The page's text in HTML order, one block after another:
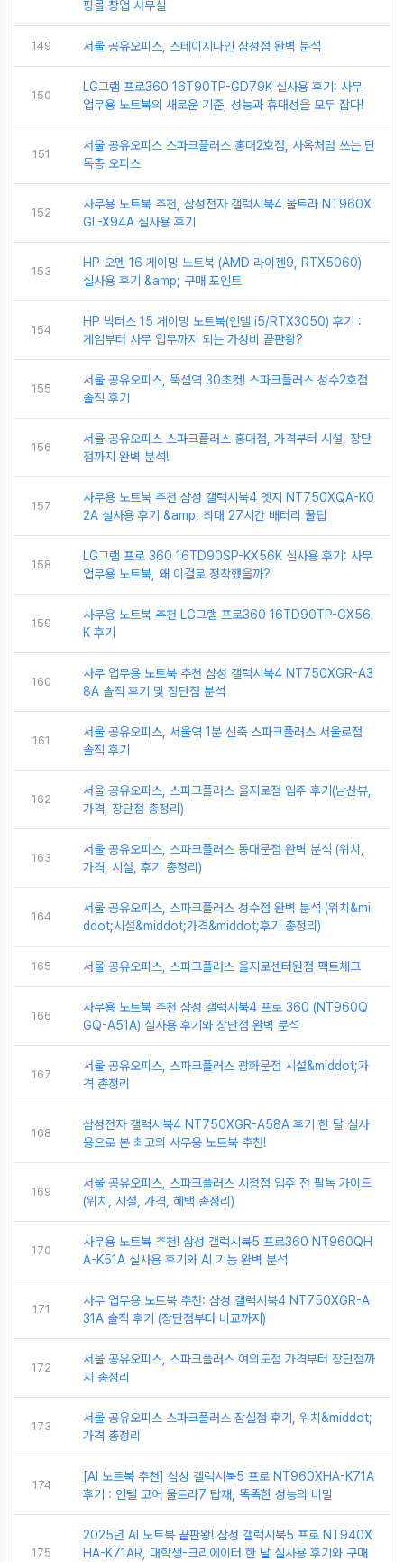
핑몰 창업 사무실
149 서울 공유오피스, 스테이지나인 삼성점 완벽 분석
150
LG그램 프로360 16T90TP-GD79K 실사용 후기: 사무
업무용 노트북의 새로운 기준, 성능과 휴대성을 모두 잡다!
151
서울 공유오피스 스파크플러스 홍대2호점, 사옥처럼 쓰는 단
독층 오피스
152
사무용 노트북 추천, 삼성전자 갤럭시북4 울트라 NT960X
GL-X94A 실사용 후기
153
HP 오멘 16 게이밍 노트북 (AMD 라이젠9, RTX5060)
실사용 후기 &amp; 구매 포인트
154
HP 빅터스 15 게이밍 노트북(인텔 i5/RTX3050) 후기 :
게임부터 사무 업무까지 되는 가성비 끝판왕?
155
서울 공유오피스, 뚝섬역 30초컷! 스파크플러스 성수2호점
솔직 후기
156
서울 공유오피스 스파크플러스 홍대점, 가격부터 시설, 장단
점까지 완벽 분석!
157
사무용 노트북 추천 삼성 갤럭시북4 엣지 NT750XQA-K0
2A 실사용 후기 &amp; 최대 27시간 배터리 꿀팁
158
LG그램 프로 360 16TD90SP-KX56K 실사용 후기: 사무
업무용 노트북, 왜 이걸로 정착했을까?
159
사무용 노트북 추천 LG그램 프로360 16TD90TP-GX56
K 후기
160
사무 업무용 노트북 추천 삼성 갤럭시북4 NT750XGR-A3
8A 솔직 후기 및 장단점 분석
161
서울 공유오피스, 서울역 1분 신축 스파크플러스 서울로점
솔직 후기
162
서울 공유오피스, 스파크플러스 을지로점 입주 후기(남산뷰,
가격, 장단점 총정리)
163
서울 공유오피스, 스파크플러스 동대문점 완벽 분석 (위치,
가격, 시설, 후기 총정리)
164
서울 공유오피스, 스파크플러스 성수점 완벽 분석 (위치&mi
ddot;시설&middot;가격&middot;후기 총정리)
165 서울 공유오피스, 스파크플러스 을지로센터원점 팩트체크
166
사무용 노트북 추천 삼성 갤럭시북4 프로 360 (NT960Q
GQ-A51A) 실사용 후기와 장단점 완벽 분석
167
서울 공유오피스, 스파크플러스 광화문점 시설&middot;가
격 총정리
168
삼성전자 갤럭시북4 NT750XGR-A58A 후기 한 달 실사
용으로 본 최고의 사무용 노트북 추천!
169
서울 공유오피스, 스파크플러스 시청점 입주 전 필독 가이드
(위치, 시설, 가격, 혜택 총정리)
170
사무용 노트북 추천! 삼성 갤럭시북5 프로360 NT960QH
A-K51A 실사용 후기와 AI 기능 완벽 분석
171
사무 업무용 노트북 추천: 삼성 갤럭시북4 NT750XGR-A
31A 솔직 후기 (장단점부터 비교까지)
172
서울 공유오피스, 스파크플러스 여의도점 가격부터 장단점까
지 총정리
173
서울 공유오피스 스파크플러스 잠실점 후기, 위치&middot;
가격 총정리
174
[AI 노트북 추천] 삼성 갤럭시북5 프로 NT960XHA-K71A
후기 : 인텔 코어 울트라7 탑재, 똑똑한 성능의 비밀
175
2025년 AI 노트북 끝판왕! 삼성 갤럭시북5 프로 NT940X
HA-K71AR, 대학생-크리에이터 한 달 실사용 후기와 구매